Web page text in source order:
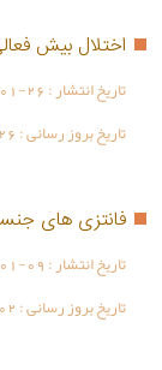
اختلال بیش
تاریخ انتشار :26
تاریخ بروز رسانی :
فانتزی های
تاریخ انتشار :09
تاریخ بروز رسانی :